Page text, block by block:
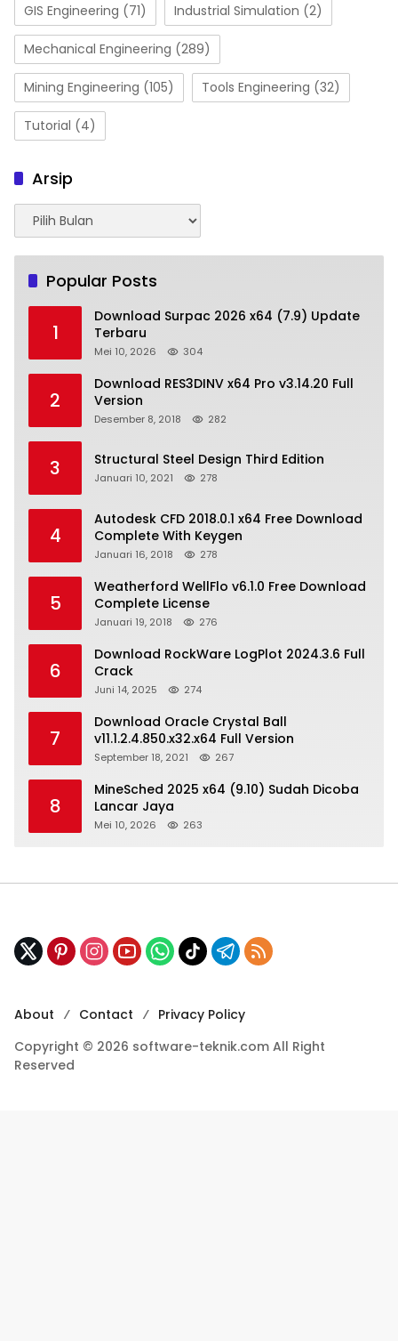
GIS Engineering (71) Industrial Simulation (2)
Mechanical Engineering (289)
Mining Engineering (105) Tools Engineering (32)
Tutorial (4)
Arsip
Arsip
Popular Posts
1
Download Surpac 2026 x64 (7.9) Update
Terbaru
Mei 10, 2026 304
2
Download RES3DINV x64 Pro v3.14.20 Full
Version
Desember 8, 2018 282
3 Structural Steel Design Third Edition
Januari 10, 2021 278
4
Autodesk CFD 2018.0.1 x64 Free Download
Complete With Keygen
Januari 16, 2018 278
5
Weatherford WellFlo v6.1.0 Free Download
Complete License
Januari 19, 2018 276
6
Download RockWare LogPlot 2024.3.6 Full
Crack
Juni 14, 2025 274
7
Download Oracle Crystal Ball
v11.1.2.4.850.x32.x64 Full Version
September 18, 2021 267
8
MineSched 2025 x64 (9.10) Sudah Dicoba
Lancar Jaya
Mei 10, 2026 263
About Contact
Privacy Policy
Copyright © 2026 software-teknik.com All Right
Reserved